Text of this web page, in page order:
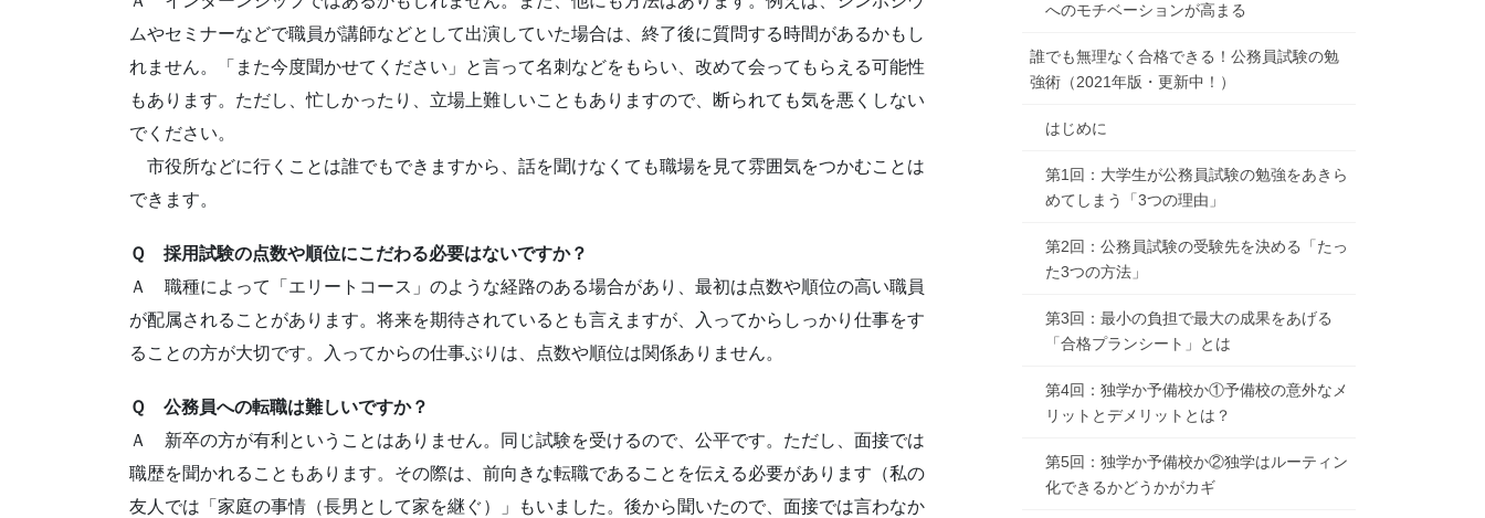
ムやセミナーなどで職員が講師などとして出演していた場合は、終了後に質問する時間があるかもし
れません。「また今度聞かせてください」と言って名刺などをもらい、改めて会ってもらえる可能性
もあります。ただし、忙しかったり、立場上難しいこともありますので、断られても気を悪くしない
でください。
市役所などに行くことは誰でもできますから、話を聞けなくても職場を見て雰囲気をつかむことは
できます。
Ｑ 採用試験の点数や順位にこだわる必要はないですか？
Ａ 職種によって「エリートコース」のような経路のある場合があり、最初は点数や順位の高い職員
が配属されることがあります。将来を期待されているとも言えますが、入ってからしっかり仕事をす
ることの方が大切です。入ってからの仕事ぶりは、点数や順位は関係ありません。
Ｑ 公務員への転職は難しいですか？
Ａ 新卒の方が有利ということはありません。同じ試験を受けるので、公平です。ただし、面接では
職歴を聞かれることもあります。その際は、前向きな転職であることを伝える必要があります（私の
友人では「家庭の事情（長男として家を継ぐ）」もいました。後から聞いたので、面接では言わなか
へのモチベーションが高まる
誰でも無理なく合格できる！公務員試験の勉
強術（2021年版・更新中！）
はじめに
第1回：大学生が公務員試験の勉強をあきら
めてしまう「3つの理由」
第2回：公務員試験の受験先を決める「たっ
た3つの方法」
第3回：最小の負担で最大の成果をあげる
「合格プランシート」とは
第4回：独学か予備校か①予備校の意外なメ
リットとデメリットとは？
第5回：独学か予備校か②独学はルーティン
化できるかどうかがカギ